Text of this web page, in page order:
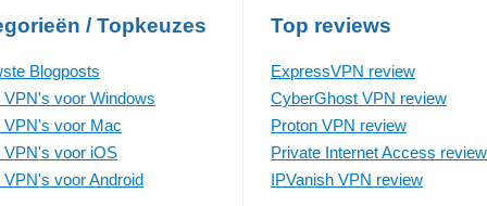
/ Topkeuzes
Blogposts
VPN's voor Windows
VPN's voor Mac
VPN's voor iOS
VPN's voor Android
Top reviews
ExpressVPN review
CyberGhost VPN review
Proton VPN review
Private Internet Access review
IPVanish VPN review